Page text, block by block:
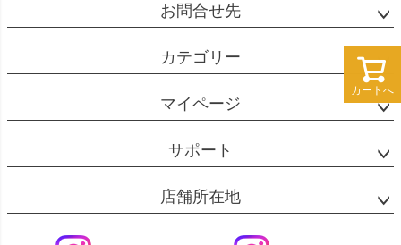
カートへ
カートへ
お問合せ先
カテゴリー
マイページ
サポート
店舗所在地